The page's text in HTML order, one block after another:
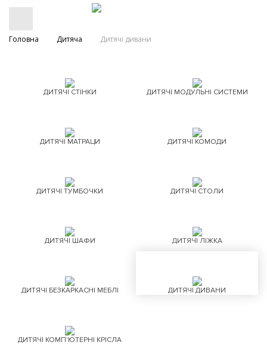
Головна Дитяча Дитячі дивани
ДИТЯЧІ СТІНКИ ДИТЯЧІ МОДУЛЬНІ СИСТЕМИ
ДИТЯЧІ МАТРАЦИ ДИТЯЧІ КОМОДИ
ДИТЯЧІ ТУМБОЧКИ ДИТЯЧІ СТОЛИ
ДИТЯЧІ ШАФИ ДИТЯЧІ ЛІЖКА
ДИТЯЧІ БЕЗКАРКАСНІ МЕБЛІ ДИТЯЧІ ДИВАНИ
ДИТЯЧІ КОМП'ЮТЕРНІ КРІСЛА